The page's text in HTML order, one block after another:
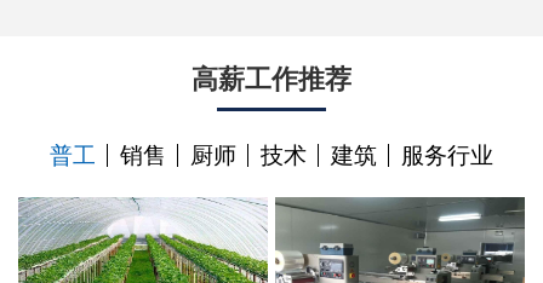
高薪工作推荐
普工 销售 厨师 技术 建筑 服务行业